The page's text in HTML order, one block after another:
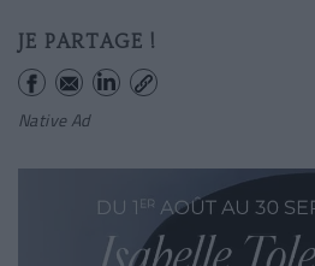
JE PARTAGE !
Native Ad